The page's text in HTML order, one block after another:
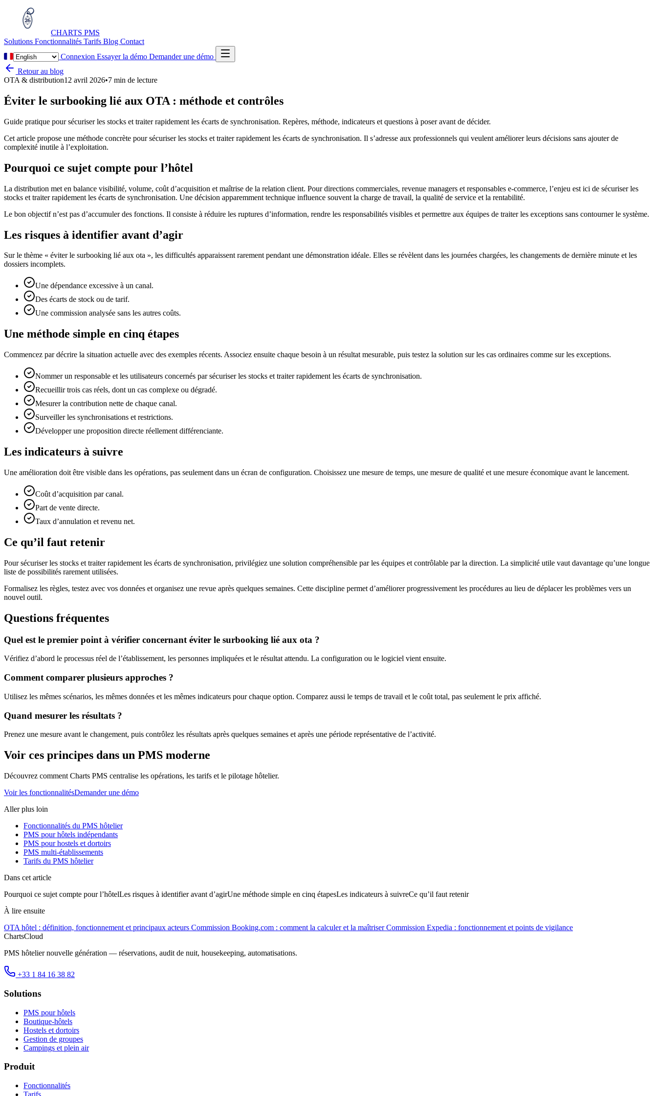
CHARTS PMS
Solutions Fonctionnalités Tarifs Blog Contact
ConnexionEssayer la démoDemander une démo
Retour au blog
OTA & distribution12 avril 2026•7 min de lecture
Éviter le surbooking lié aux OTA : méthode et contrôles
Guide pratique pour sécuriser les stocks et traiter rapidement les écarts de synchronisation. Repères, méthode, indicateurs et questions à poser avant de décider.
Cet article propose une méthode concrète pour sécuriser les stocks et traiter rapidement les écarts de synchronisation. Il s’adresse aux professionnels qui veulent améliorer leurs décisions sans ajouter de
complexité inutile à l’exploitation.
Pourquoi ce sujet compte pour l’hôtel
La distribution met en balance visibilité, volume, coût d’acquisition et maîtrise de la relation client. Pour directions commerciales, revenue managers et responsables e-commerce, l’enjeu est ici de sécuriser les
stocks et traiter rapidement les écarts de synchronisation. Une décision apparemment technique influence souvent la charge de travail, la qualité de service et la rentabilité.
Le bon objectif n’est pas d’accumuler des fonctions. Il consiste à réduire les ruptures d’information, rendre les responsabilités visibles et permettre aux équipes de traiter les exceptions sans contourner le système.
Les risques à identifier avant d’agir
Sur le thème « éviter le surbooking lié aux ota », les difficultés apparaissent rarement pendant une démonstration idéale. Elles se révèlent dans les journées chargées, les changements de dernière minute et les
dossiers incomplets.
Une dépendance excessive à un canal.
Des écarts de stock ou de tarif.
Une commission analysée sans les autres coûts.
Une méthode simple en cinq étapes
Commencez par décrire la situation actuelle avec des exemples récents. Associez ensuite chaque besoin à un résultat mesurable, puis testez la solution sur les cas ordinaires comme sur les exceptions.
Nommer un responsable et les utilisateurs concernés par sécuriser les stocks et traiter rapidement les écarts de synchronisation.
Recueillir trois cas réels, dont un cas complexe ou dégradé.
Mesurer la contribution nette de chaque canal.
Surveiller les synchronisations et restrictions.
Développer une proposition directe réellement différenciante.
Les indicateurs à suivre
Une amélioration doit être visible dans les opérations, pas seulement dans un écran de configuration. Choisissez une mesure de temps, une mesure de qualité et une mesure économique avant le lancement.
Coût d’acquisition par canal.
Part de vente directe.
Taux d’annulation et revenu net.
Ce qu’il faut retenir
Pour sécuriser les stocks et traiter rapidement les écarts de synchronisation, privilégiez une solution compréhensible par les équipes et contrôlable par la direction. La simplicité utile vaut davantage qu’une longue
liste de possibilités rarement utilisées.
Formalisez les règles, testez avec vos données et organisez une revue après quelques semaines. Cette discipline permet d’améliorer progressivement les procédures au lieu de déplacer les problèmes vers un
nouvel outil.
Questions fréquentes
Quel est le premier point à vérifier concernant éviter le surbooking lié aux ota ?
Vérifiez d’abord le processus réel de l’établissement, les personnes impliquées et le résultat attendu. La configuration ou le logiciel vient ensuite.
Comment comparer plusieurs approches ?
Utilisez les mêmes scénarios, les mêmes données et les mêmes indicateurs pour chaque option. Comparez aussi le temps de travail et le coût total, pas seulement le prix affiché.
Quand mesurer les résultats ?
Prenez une mesure avant le changement, puis contrôlez les résultats après quelques semaines et après une période représentative de l’activité.
Voir ces principes dans un PMS moderne
Découvrez comment Charts PMS centralise les opérations, les tarifs et le pilotage hôtelier.
Voir les fonctionnalitésDemander une démo
Aller plus loin
Fonctionnalités du PMS hôtelier
PMS pour hôtels indépendants
PMS pour hostels et dortoirs
PMS multi-établissements
Tarifs du PMS hôtelier
Dans cet article
Pourquoi ce sujet compte pour l’hôtelLes risques à identifier avant d’agirUne méthode simple en cinq étapesLes indicateurs à suivreCe qu’il faut retenir
À lire ensuite
OTA hôtel : définition, fonctionnement et principaux acteurs Commission Booking.com : comment la calculer et la maîtriserCommission Expedia : fonctionnement et points de vigilance
ChartsCloud
PMS hôtelier nouvelle génération — réservations, audit de nuit, housekeeping, automatisations.
+33 1 84 16 38 82
Solutions
PMS pour hôtels
Boutique-hôtels
Hostels et dortoirs
Gestion de groupes
Campings et plein air
Produit
Fonctionnalités
Tarifs